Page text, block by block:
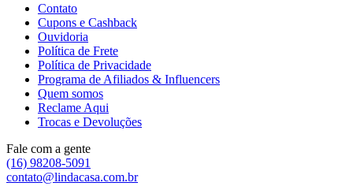
Contato
Cupons e Cashback
Ouvidoria
Política de Frete
Política de Privacidade
Programa de Afiliados & Influencers
Quem somos
Reclame Aqui
Trocas e Devoluções
Fale com a gente
(16) 98208-5091
contato@lindacasa.com.br